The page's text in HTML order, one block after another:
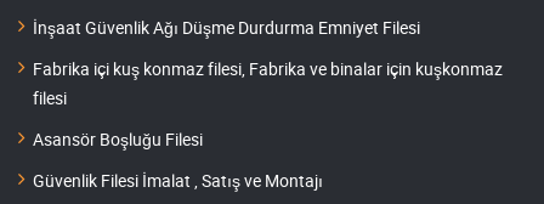
İnşaat Güvenlik Ağı Düşme Durdurma Emniyet Filesi
Fabrika içi kuş konmaz filesi, Fabrika ve binalar için kuşkonmaz
filesi
Asansör Boşluğu Filesi
Güvenlik Filesi İmalat , Satış ve Montajı